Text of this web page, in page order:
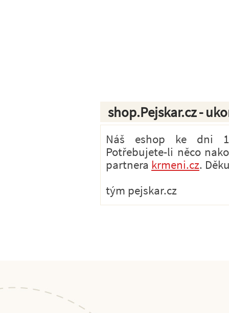
shop.Pejskar.cz -
Náš eshop ke dni
Potřebujete-li něco
partnera krmeni.cz.
tým pejskar.cz